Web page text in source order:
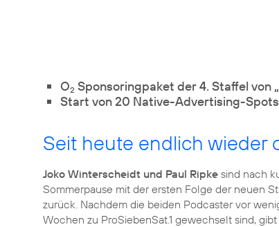
O2 Sponsoringpaket der 4. Staffel von
Start von 20 Native-Advertising-
Seit heute endlich wieder
Joko Winterscheidt und Paul Ripke sind nach
Sommerpause mit der ersten Folge der neuen
zurück. Nachdem die beiden Podcaster vor
Wochen zu ProSiebenSat.1 gewechselt sind, gibt